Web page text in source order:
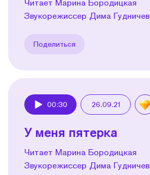
Читает Марина Бородицкая
Звукорежиссер Дима Гудничев
Поделиться
00:30 26.09.21
У меня пятерка
Читает Марина Бородицкая
Звукорежиссер Дима Гудничев